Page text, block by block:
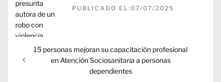
PUBLICADO EL:07/07/2025
Navegación
de
Entrada
anterior:
15 personas mejoran su capacitación profesional
en Atención Sociosanitaria a personas
dependientes